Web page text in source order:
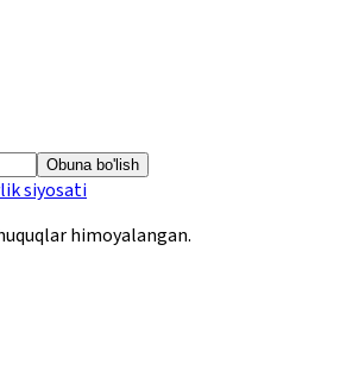
Obuna bo'lish
siyosati
himoyalangan.